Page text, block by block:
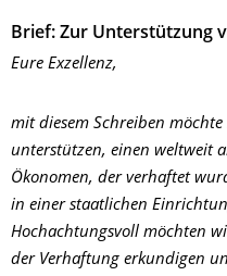
Brief: Zur Unterstützung
Eure Exzellenz,
mit diesem Schreiben
unterstützen, einen weltweit
Ökonomen, der verhaftet
in einer staatlichen
Hochachtungsvoll möchten
der Verhaftung erkundigen